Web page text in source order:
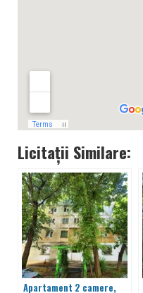
Licitații Similare:
Apartament 2 camere,